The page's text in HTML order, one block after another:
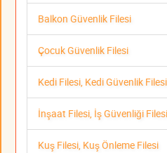
Balkon Güvenlik Filesi
Çocuk Güvenlik Filesi
Kedi Filesi, Kedi Güvenlik Filesi
İnşaat Filesi, İş Güvenliği Filesi
Kuş Filesi, Kuş Önleme Filesi